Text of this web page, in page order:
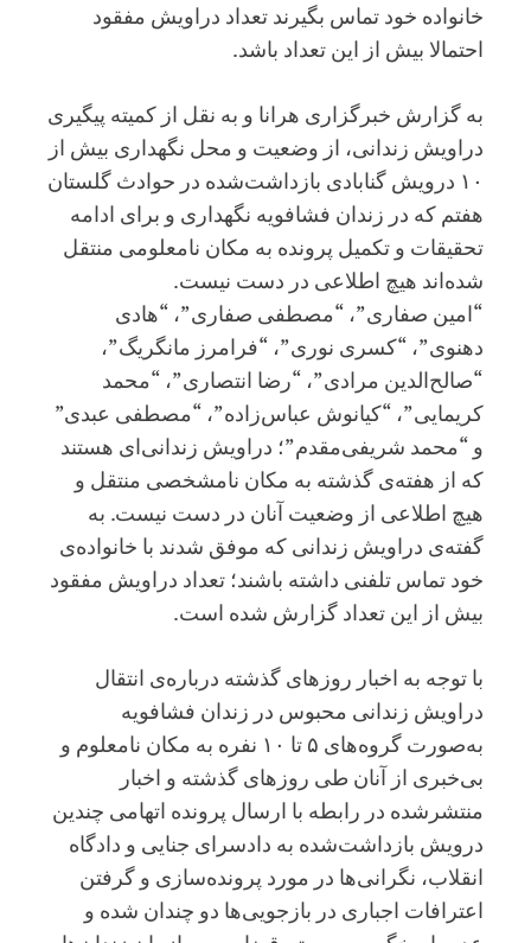
خانواده خود تماس بگیرند تعداد دراویش مفقود
احتمالا بیش از این تعداد باشد.
به گزارش خبرگزاری هرانا و به نقل از کمیته پیگیری
دراویش زندانی، از وضعیت و محل نگهداری بیش از
۱۰ درویش گنابادی بازداشت‌شده در حوادث گلستان
هفتم که در زندان فشافویه نگهداری و برای ادامه
تحقیقات و تکمیل پرونده به مکان نامعلومی منتقل
شده‌اند هیچ اطلاعی در دست نیست.
“امین صفاری”، “مصطفی صفاری”، “هادی
دهنوی”، “کسری نوری”، “فرامرز مانگریگ”،
“صالح‌الدین مرادی”، “رضا انتصاری”، “محمد
کریمایی”، “کیانوش عباس‌زاده”، “مصطفی عبدی”
و “محمد شریفی‌مقدم”؛ دراویش زندانی‌ای هستند
که از هفته‌ی گذشته به مکان نامشخصی منتقل و
هیچ اطلاعی از وضعیت آنان در دست نیست. به
گفته‌ی دراویش زندانی که موفق شدند با خانواده‌ی
خود تماس تلفنی داشته باشند؛ تعداد دراویش مفقود
بیش از این تعداد گزارش شده است.
با توجه به اخبار روزهای گذشته درباره‌ی انتقال
دراویش زندانی محبوس در زندان فشافویه
به‌صورت گروه‌های ۵ تا ۱۰ نفره به مکان نامعلوم و
بی‌خبری از آنان طی روزهای گذشته و اخبار
منتشرشده در رابطه با ارسال پرونده‌ اتهامی چندین
درویش بازداشت‌شده به دادسرای جنایی و دادگاه
انقلاب، نگرانی‌ها در مورد پرونده‌سازی و گرفتن
اعترافات اجباری در بازجویی‌ها دو چندان شده و